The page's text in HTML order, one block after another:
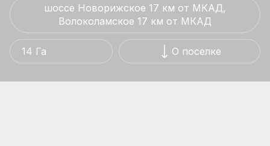
шоссе Новорижское 17 км от МКАД,
Волоколамское 17 км от МКАД
14 Га О поселке